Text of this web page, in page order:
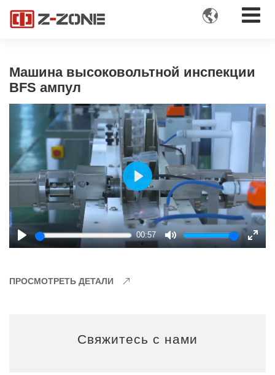

Машина высоковольтной инспекции
BFS ампул
Play
00:57
Mute
Enter
Play
ПРОСМОТРЕТЬ ДЕТАЛИ
Свяжитесь с нами